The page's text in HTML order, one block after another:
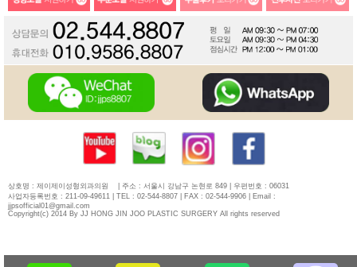
상호명 : 제이제이성형외과의원
| 주소 : 서울시 강남구 논현로 849 | 우편번호 : 06031
사업자등록번호 : 211-09-49611 | TEL : 02-544-8807 | FAX : 02-544-9906 | Email :
jjpsofficial01@gmail.com
Copyright(c) 2014 By JJ HONG JIN JOO PLASTIC SURGERY All rights reserved